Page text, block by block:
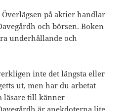
på aktier handlar
och börsen. Boken
underhållande och
inte det längsta eller
ut, men har du arbetat
läsare till känner